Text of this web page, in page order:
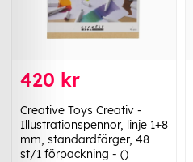
420 kr
Creative Toys Creativ -
Illustrationspennor, linje 1+8
mm, standardfärger, 48
st/1 förpackning - ()